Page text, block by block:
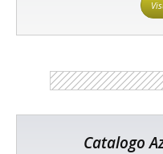
Catalogo